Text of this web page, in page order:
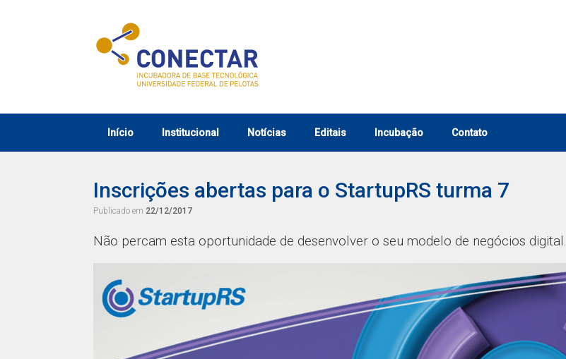
Início Institucional Notícias Editais Incubação Contato
Inscrições abertas para o StartupRS turma 7
Publicado em 22/12/2017
Não percam esta oportunidade de desenvolver o seu modelo de negócios digital.